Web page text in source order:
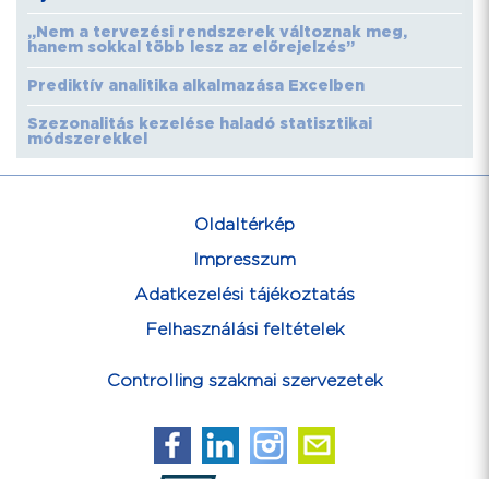
„Nem a tervezési rendszerek változnak meg,
hanem sokkal több lesz az előrejelzés”
Prediktív analitika alkalmazása Excelben
Szezonalitás kezelése haladó statisztikai
módszerekkel
Oldaltérkép
Impresszum
Adatkezelési tájékoztatás
Felhasználási feltételek
Controlling szakmai szervezetek